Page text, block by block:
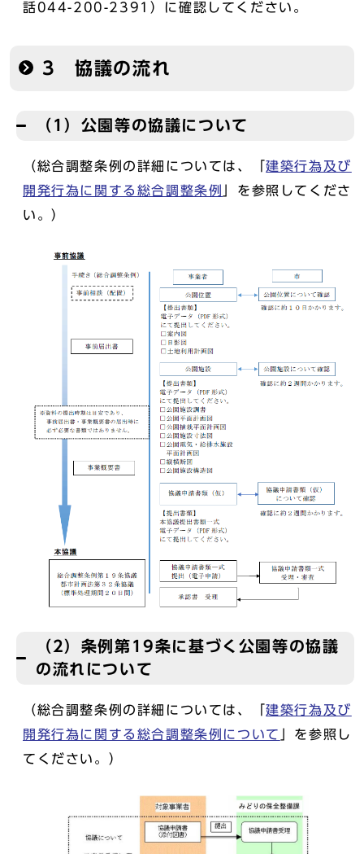
話044-200-2391）に確認してください。
3 協議の流れ
（1）公園等の協議について
（総合調整条例の詳細については、「建築行為及び
開発行為に関する総合調整条例
」を参照してくださ
い。）
（2）条例第19条に基づく公園等の協議
の流れについて
（総合調整条例の詳細については、「建築行為及び
開発行為に関する総合調整条例について
」を参照し
てください。）